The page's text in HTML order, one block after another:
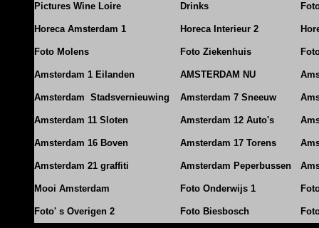
Pictures Wine Loire Drinks
Horeca Amsterdam 1 Horeca Interieur 2
Foto Molens Foto Ziekenhuis
Amsterdam 1 Eilanden AMSTERDAM NU
Amsterdam Stadsvernieuwing Amsterdam 7 Sneeuw
Amsterdam 11 Sloten Amsterdam 12 Auto's
Amsterdam 16 Boven Amsterdam 17 Torens
Amsterdam 21 graffiti Amsterdam Peperbussen
Mooi Amsterdam Foto Onderwijs 1
Foto' s Overigen 2 Foto Biesbosch